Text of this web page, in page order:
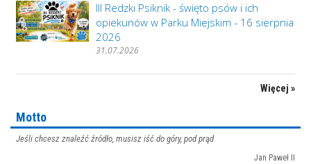
III Redzki Psiknik - święto psów i ich
opiekunów w Parku Miejskim - 16 sierpnia
2026
31.07.2026
Więcej »
Motto
Jeśli chcesz znaleźć źródło, musisz iść do góry, pod prąd
Jan Paweł II